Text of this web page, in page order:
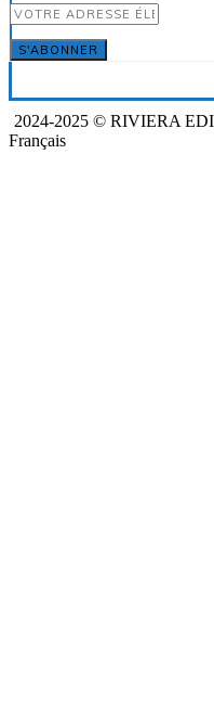
S'ABONNER
2024-2025 © RIVIERA
Français